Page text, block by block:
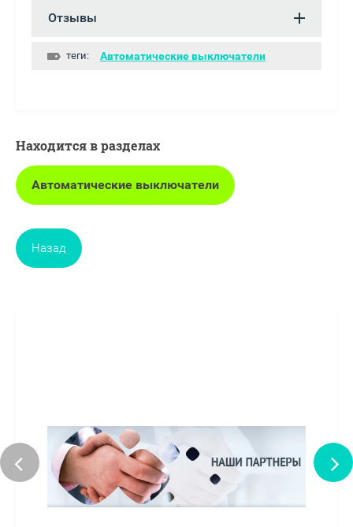
Отзывы
теги: Автоматические выключатели
Находится в разделах
Автоматические выключатели
Назад